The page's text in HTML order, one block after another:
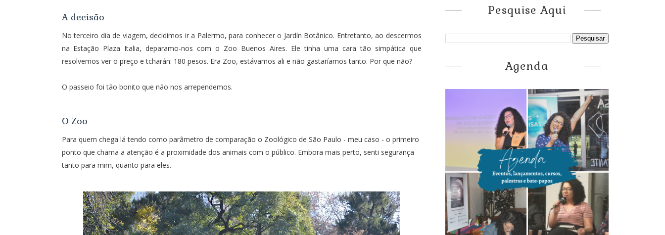
A decisão
No terceiro dia de viagem, decidimos ir a Palermo, para conhecer o Jardín Botânico. Entretanto, ao descermos
na Estação Plaza Italia, deparamo-nos com o Zoo Buenos Aires. Ele tinha uma cara tão simpática que
resolvemos ver o preço e tcharán: 180 pesos. Era Zoo, estávamos ali e não gastaríamos tanto. Por que não?
O passeio foi tão bonito que não nos arrependemos.
O Zoo
Para quem chega lá tendo como parâmetro de comparação o Zoológico de São Paulo - meu caso - o primeiro
ponto que chama a atenção é a proximidade dos animais com o público. Embora mais perto, senti segurança
tanto para mim, quanto para eles.
Pesquise Aqui
Agenda